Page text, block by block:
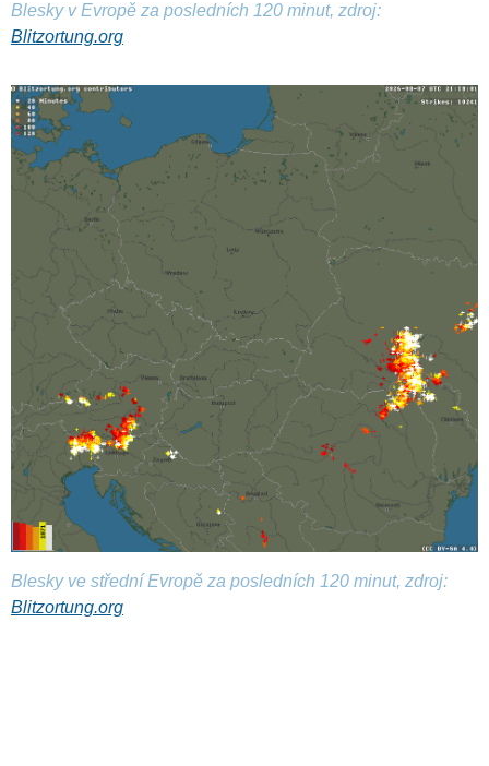
Blesky v Evropě za posledních 120 minut, zdroj:
Blitzortung.org
Blesky ve střední Evropě za posledních 120 minut, zdroj:
Blitzortung.org